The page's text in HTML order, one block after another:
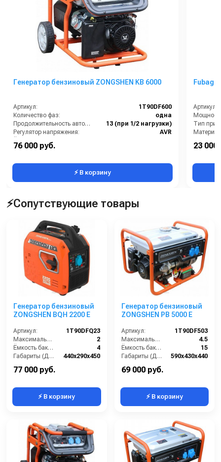
Генератор бензиновый ZONGSHEN KB 6000
Артикул:
1T90DF600
Количество фаз:
одна
Продолжительность автономной работы, ч:
13 (при 1/2 нагрузки)
Регулятор напряжения:
AVR
Ёмкость бака (л):
область применения:
76 000 руб.
⚡ В корзину
Fubag
Артикул:
Тип
Объём
23 000
⚡Сопутствующие товары
Генератор бензиновый
ZONGSHEN BQH 2200 E
Артикул:
1T90DFQ23
Максимальная мощность (кВА):
2
Ёмкость бака (л):
4
Габариты (ДхШхВ):
440х290х450
Количество фаз:
77 000 руб.
⚡ В корзину
Генератор бензиновый
ZONGSHEN PB 5000 E
Артикул:
1T90DF503
Максимальная мощность (кВА):
4.5
Ёмкость бака (л):
15
Габариты (ДхШхВ):
590х430х440
Количество фаз:
69 000 руб.
⚡ В корзину